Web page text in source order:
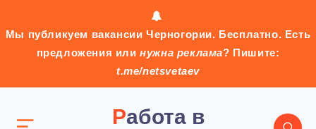
Мы публикуем вакансии Черногории. Бесплатно. Есть
предложения илинужна реклама? Пишите:
t.me/netsvetaev
Работа в